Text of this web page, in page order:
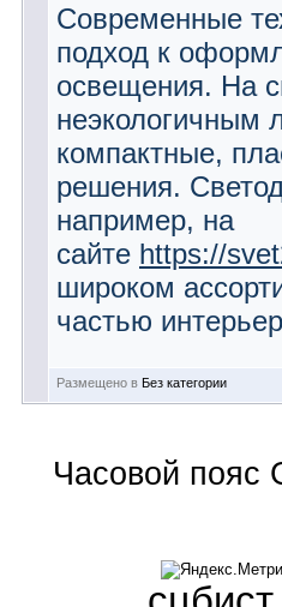
Современные
подход к
освещения. На
неэкологичным
компактные,
решения.
например, на
сайте https://
широком
частью
Размещено в Без категории
Часовой пояс